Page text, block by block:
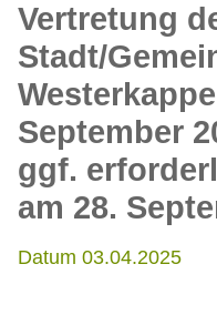
Vertretung
Stadt/
September
ggf.
am 28.
Datum 03.04.2025